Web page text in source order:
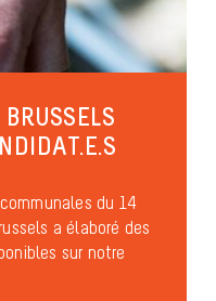
du 14
a élaboré des
sur notre